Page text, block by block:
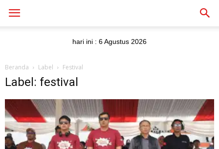
hari ini : 6 Agustus 2026
Beranda Label Festival
Label: festival